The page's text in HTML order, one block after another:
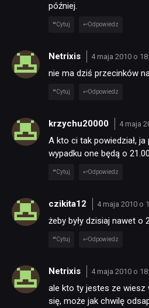
później.
Cytuj Odpowiedz
Netrixis 4 maja 2010 o
nie ma dziś przecinków
Cytuj Odpowiedz
krzychu20000 4 maja
A kto ci tak powiedział,
wypadku one będą o
Cytuj Odpowiedz
czikita12 4 maja 2010 o
żeby były dzisiaj nawet o
Cytuj Odpowiedz
Netrixis 4 maja 2010 o
ale kto ty jestes ze wiesz
się, może jak chwilę